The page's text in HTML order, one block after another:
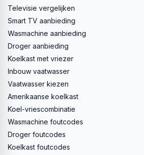
Televisie vergelijken
Smart TV aanbieding
Wasmachine aanbieding
Droger aanbieding
Koelkast met vriezer
Inbouw vaatwasser
Vaatwasser kiezen
Amerikaanse koelkast
Koel-vriescombinatie
Wasmachine foutcodes
Droger foutcodes
Koelkast foutcodes